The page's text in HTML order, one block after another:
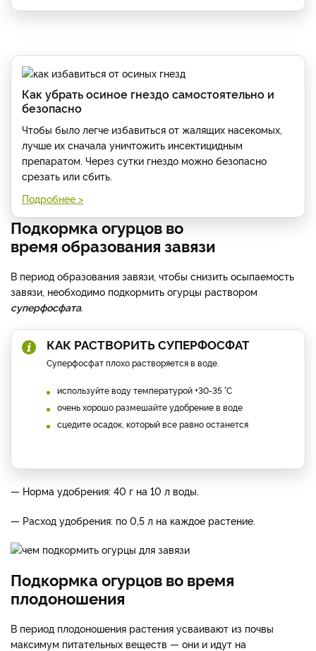
Как убрать осиное гнездо самостоятельно и
безопасно
Чтобы было легче избавиться от жалящих насекомых,
лучше их сначала уничтожить инсектицидным
препаратом. Через сутки гнездо можно безопасно
срезать или сбить.
Подробнее >
Подкормка огурцов во
время образования завязи
В период образования завязи, чтобы снизить осыпаемость
завязи, необходимо подкормить огурцы раствором
суперфосфата.
КАК РАСТВОРИТЬ СУПЕРФОСФАТ
Суперфосфат плохо растворяется в воде.
используйте воду температурой +30-35 °C
очень хорошо размешайте удобрение в воде
сцедите осадок, который все равно останется
— Норма удобрения: 40 г на 10 л воды.
— Расход удобрения: по 0,5 л на каждое растение.
Подкормка огурцов во время
плодоношения
В период плодоношения растения усваивают из почвы
максимум питательных веществ — они и идут на